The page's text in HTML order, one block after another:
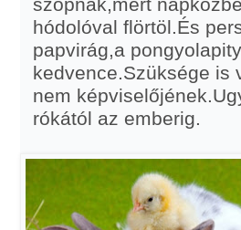
szopnak,mert
hódolóval flörtöl.És
papvirág,a
kedvence.Szüksége is
nem
rókától az emberig.